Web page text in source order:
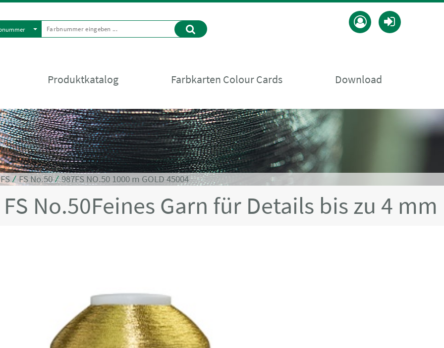
Produktkatalog Farbkarten Colour Cards Download
FS ⁄FS No.50⁄987FS NO.50 1000 m GOLD 45004
FS No.50Feines Garn für Details bis zu 4 mm